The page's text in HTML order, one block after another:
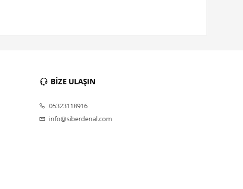
BİZE ULAŞIN
05323118916
info@siberdenal.com